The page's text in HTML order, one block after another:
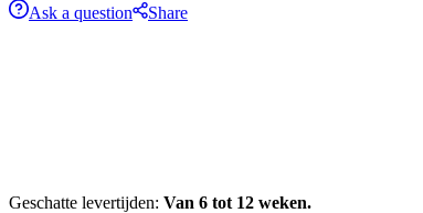
Ask a question Share
Geschatte levertijden: Van 6 tot 12 weken.